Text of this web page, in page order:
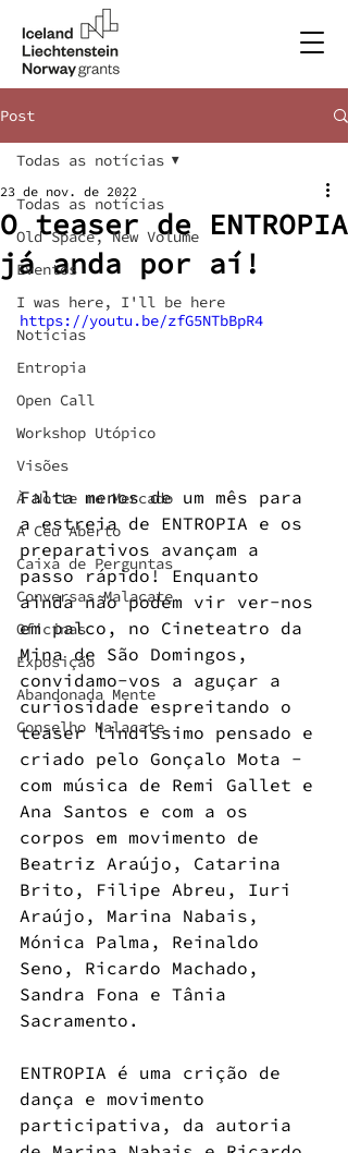
Post
Todas as notícias
Old Space, New Volume
Eventos
I was here, I'll be here
Notícias
Entropia
Open Call
Workshop Utópico
Visões
À Noite no Mercado
A Céu Aberto
Caixa de Perguntas
Conversas Malacate
Oficinas
Exposição
Abandonada Mente
Conselho Malacate
Todas as notícias
O teaser de ENTROPIA
já anda por aí!
23 de nov. de 2022
https://youtu.be/zfG5NTbBpR4
Falta menos de um mês para
a estreia de ENTROPIA e os
preparativos avançam a
passo rápido! Enquanto
ainda não podem vir ver-nos
em palco, no Cineteatro da
Mina de São Domingos,
convidamo-vos a aguçar a
curiosidade espreitando o
teaser lindíssimo pensado e
criado pelo Gonçalo Mota -
com música de Remi Gallet e
Ana Santos e com a os
corpos em movimento de
Beatriz Araújo, Catarina
Brito, Filipe Abreu, Iuri
Araújo, Marina Nabais,
Mónica Palma, Reinaldo
Seno, Ricardo Machado,
Sandra Fona e Tânia
Sacramento.
ENTROPIA é uma crição de
dança e movimento
participativa, da autoria